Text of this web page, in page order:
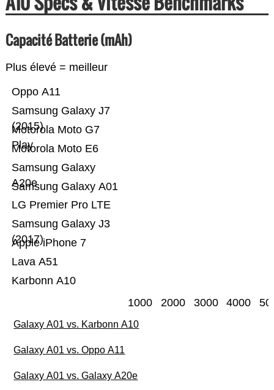
Capacité Batterie (mAh)
Plus élevé = meilleur
Karbonn A10
Lava A51
Apple iPhone 7
Samsung Galaxy J3
(2017)
LG Premier Pro LTE
Samsung Galaxy A01
Samsung Galaxy
A20e
Motorola Moto E6
Motorola Moto G7
Play
Samsung Galaxy J7
(2015)
Oppo A11
1000 2000 3000 4000
Galaxy A01 vs. Karbonn A10
Galaxy A01 vs. Oppo A11
Galaxy A01 vs. Galaxy A20e